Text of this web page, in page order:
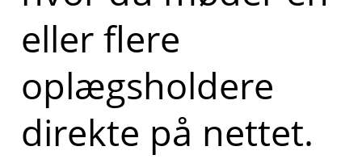
eller flere
oplægsholdere
direkte på nettet.